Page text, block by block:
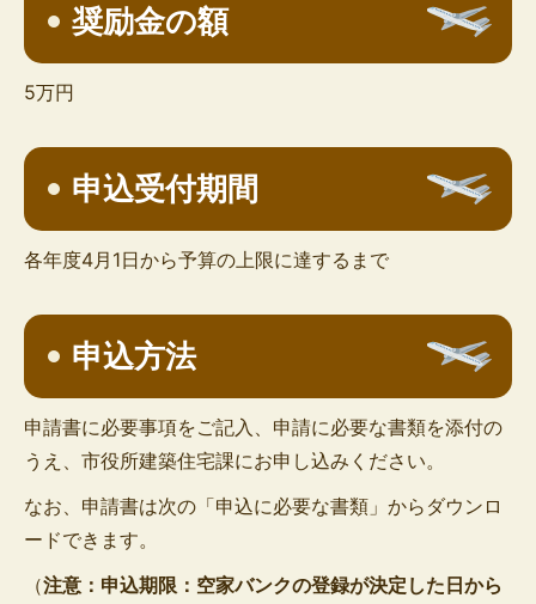
奨励金の額
5万円
申込受付期間
各年度4月1日から予算の上限に達するまで
申込方法
申請書に必要事項をご記入、申請に必要な書類を添付の
うえ、市役所建築住宅課にお申し込みください。
なお、申請書は次の「申込に必要な書類」からダウンロ
ードできます。
（注意：申込期限：空家バンクの登録が決定した日から